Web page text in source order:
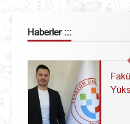
Haberler :::